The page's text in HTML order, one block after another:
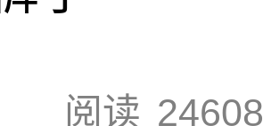
阅读 24608